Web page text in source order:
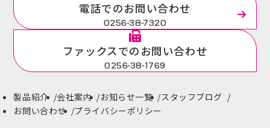
電話でのお問い合わせ
0256-38-7320
ファックスでのお問い合わせ
0256-38-1769
製品紹介 会社案内 お知らせ一覧
スタッフブログ
お問い合わせ
プライバシーポリシー